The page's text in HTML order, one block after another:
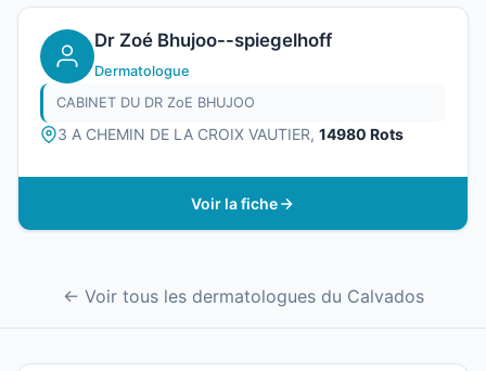
Dr Zoé Bhujoo--spiegelhoff
Dermatologue
CABINET DU DR ZoE BHUJOO
3 A CHEMIN DE LA CROIX VAUTIER, 14980 Rots
Voir la fiche
← Voir tous les dermatologues du Calvados